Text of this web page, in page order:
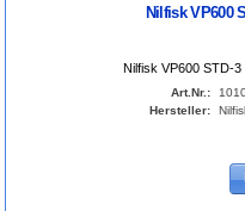
Nilfisk VP600
Nilfisk VP600 STD-
Art.Nr.:
Hersteller: